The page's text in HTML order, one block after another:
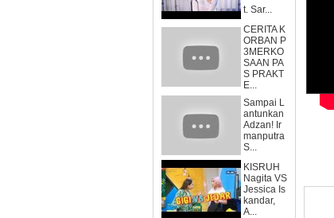
t. Sar...
CERITA K
ORBAN P
3MERKO
SAAN PA
S PRAKT
E...
Sampai L
antunkan
Adzan! Ir
manputra
S...
KISRUH
Nagita VS
Jessica Is
kandar,
A...